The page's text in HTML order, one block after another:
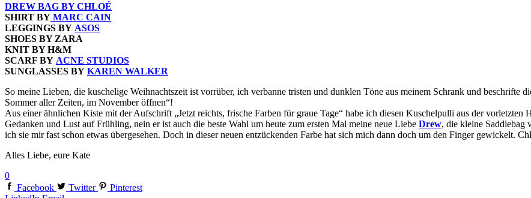
DREW BAG BY CHLOÉ
SHIRT BY MARC CAIN
LEGGINGS BY ASOS
SHOES BY ZARA
KNIT BY H&M
SCARF BY ACNE STUDIOS
SUNGLASSES BY KAREN WALKER
So meine Lieben, die kuschelige Weihnachtszeit ist vorrüber, ich verbanne tristen und dunklen Töne aus meinem Schrank und beschrifte
Sommer aller Zeiten, im November öffnen“!
Aus einer ähnlichen Kiste mit der Aufschrift „Jetzt reichts, frische Farben für graue Tage“ habe ich diesen Kuschelpulli aus der
Gedanken und Lust auf Frühling, nein er ist auch die beste Wahl um heute zum ersten Mal meine neue Liebe Drew, die kleine Saddlebag
ich sie mir fast schon etwas übergesehen. Doch in dieser neuen entzückenden Farbe hat sich mich dann doch um den Finger gewickelt.
Alles Liebe, eure Kate
0
Facebook
Twitter
Pinterest